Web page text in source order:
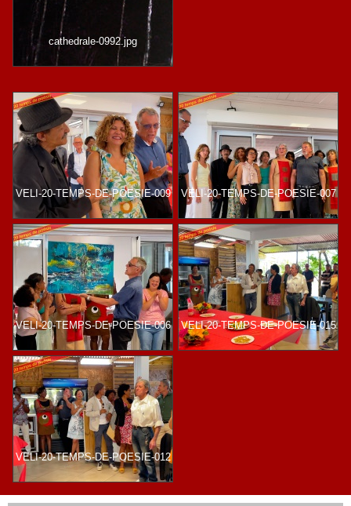
cathedrale-0992.jpg
VELI-20-TEMPS-DE-POESIE-009 VELI-20-TEMPS-DE-POESIE-007
VELI-20-TEMPS-DE-POESIE-006 VELI-20-TEMPS-DE-POESIE-015
VELI-20-TEMPS-DE-POESIE-012